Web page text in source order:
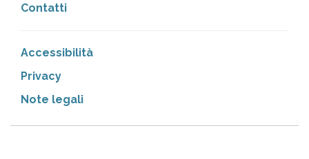
Contatti
Accessibilità
Privacy
Note legali